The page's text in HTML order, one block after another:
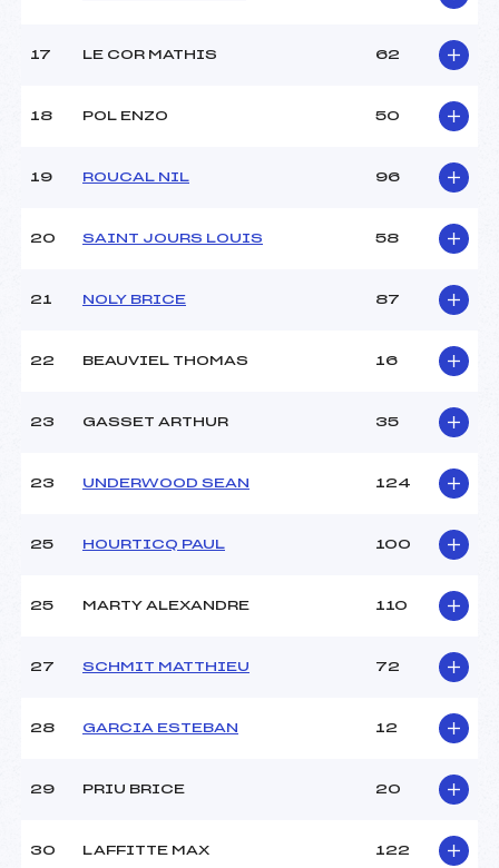
Pou+Ben
17 LE COR MATHIS 62
18 POL ENZO 50
19 ROUCAL NIL 96
20 SAINT JOURS LOUIS 58
21 NOLY BRICE 87
22 BEAUVIEL THOMAS 16
23 GASSET ARTHUR 35
23 UNDERWOOD SEAN 124
25 HOURTICQ PAUL 100
25 MARTY ALEXANDRE 110
27 SCHMIT MATTHIEU 72
28 GARCIA ESTEBAN 12
29 PRIU BRICE 20
30 LAFFITTE MAX 122